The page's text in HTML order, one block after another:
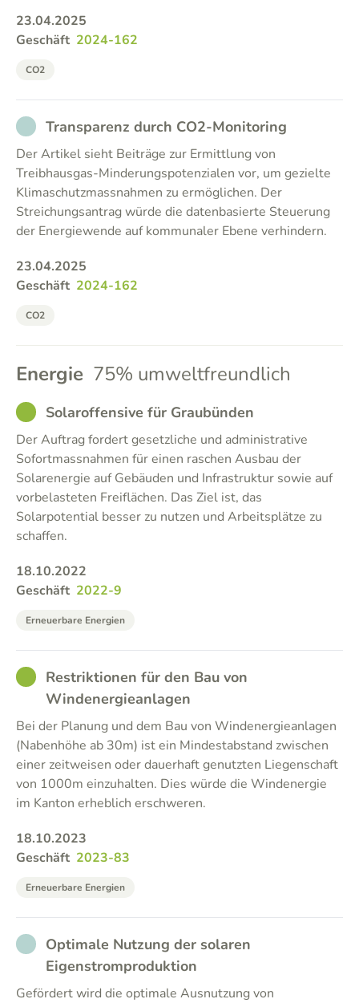
23.04.2025
Geschäft 2024-162
CO2
NOT_PARTICIPATED
Transparenz durch CO2-Monitoring
Der Artikel sieht Beiträge zur Ermittlung von
Treibhausgas-Minderungspotenzialen vor, um gezielte
Klimaschutzmassnahmen zu ermöglichen. Der
Streichungsantrag würde die datenbasierte Steuerung
der Energiewende auf kommunaler Ebene verhindern.
23.04.2025
Geschäft 2024-162
CO2
Energie 75% umweltfreundlich
GOODSolaroffensive für Graubünden
Der Auftrag fordert gesetzliche und administrative
Sofortmassnahmen für einen raschen Ausbau der
Solarenergie auf Gebäuden und Infrastruktur sowie auf
vorbelasteten Freiflächen. Das Ziel ist, das
Solarpotential besser zu nutzen und Arbeitsplätze zu
schaffen.
18.10.2022
Geschäft 2022-9
Erneuerbare Energien
GOODRestriktionen für den Bau von
Windenergieanlagen
Bei der Planung und dem Bau von Windenergieanlagen
(Nabenhöhe ab 30m) ist ein Mindestabstand zwischen
einer zeitweisen oder dauerhaft genutzten Liegenschaft
von 1000m einzuhalten. Dies würde die Windenergie
im Kanton erheblich erschweren.
18.10.2023
Geschäft 2023-83
Erneuerbare Energien
NOT_PARTICIPATED
Optimale Nutzung der solaren
Eigenstromproduktion
Gefördert wird die optimale Ausnutzung von